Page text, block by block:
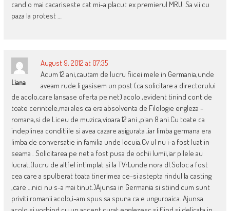
cand o mai cacariseste cat mi-a placut ex premierul MRU. Sa vii cu
paza la protest …
Liana
August 9, 2012 at 07:35
Acum 12 ani,cautam de lucru fiicei mele in Germania,unde
aveam rude.Ii gasisem un post (ca solicitare a directorului
de acolo,care lansase oferta pe net) acolo ,evident tinind cont de
toate cerintele,mai ales ca era absolventa de Filologie engleza -
romana,si de Liceu de muzica,vioara 12 ani ,pian 8 ani.Cu toate ca
indeplinea conditiile si avea cazare asigurata ,iar limba germana era
limba de conversatie in familia unde locuia,Cv ul nu i-a fost luat in
seama . Solicitarea pe net a fost pusa de ochii lumii,iar pilele au
lucrat.(lucru de altfel intimplat si la TVr1,unde nora dl.Soloc a fost
cea care a spulberat toata tinerimea ce-si astepta rindul la casting
,care …nici nu s-a mai tinut.)Ajunsa in Germania si stiind cum sunt
priviti romanii acolo,i-am spus sa spuna ca e unguroaica. Ajunsa